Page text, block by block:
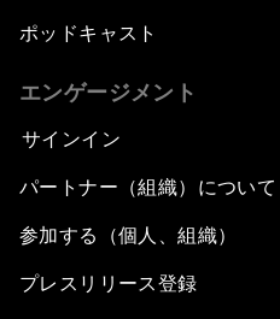
ポッドキャスト
エンゲージメント
サインイン
パートナー（組織）について
参加する（個人、組織）
プレスリリース登録